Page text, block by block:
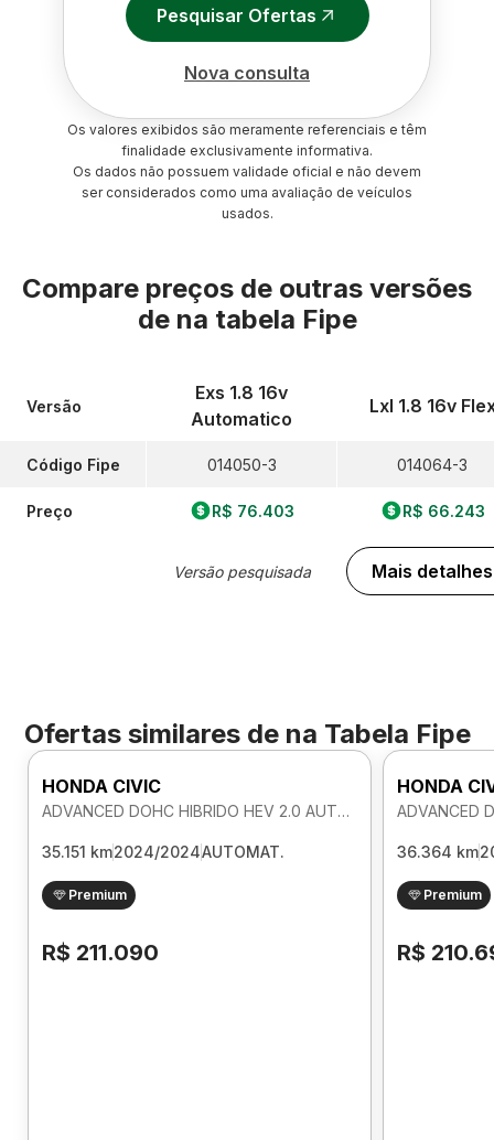
Pesquisar Ofertas
Nova consulta
Os valores exibidos são meramente referenciais e têm
finalidade exclusivamente informativa.
Os dados não possuem validade oficial e não devem
ser considerados como uma avaliação de veículos
usados.
Compare preços de outras versões
de na tabela Fipe
Versão
Código Fipe
Preço
Exs 1.8 16v
Automatico
014050-3
R$ 76.403
Versão pesquisada
Lxl 1.8 16v
014064-3
R$ 66.243
Mais detalhes
Ofertas similares de na Tabela Fipe
HONDA CIVIC
ADVANCED DOHC HIBRIDO HEV 2.0 AUTOMATICO
35.151 km2024/2024AUTOMAT.
Premium
R$ 211.090
HONDA
36.364 km
Premium
R$